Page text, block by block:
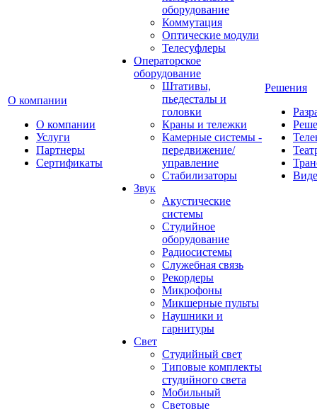
О компании
О компании
Услуги
Партнеры
Сертификаты
оборудование
Коммутация
Оптические модули
Телесуфлеры
Операторское
оборудование
Штативы,
пьедесталы и
головки
Краны и тележки
Камерные системы -
передвижение/
управление
Стабилизаторы
Звук
Акустические
системы
Студийное
оборудование
Радиосистемы
Служебная связь
Рекордеры
Микрофоны
Микшерные пульты
Наушники и
гарнитуры
Свет
Студийный свет
Типовые комплекты
студийного света
Мобильный
Световые
Решения